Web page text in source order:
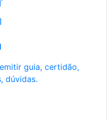
guia, certidão,
dúvidas.